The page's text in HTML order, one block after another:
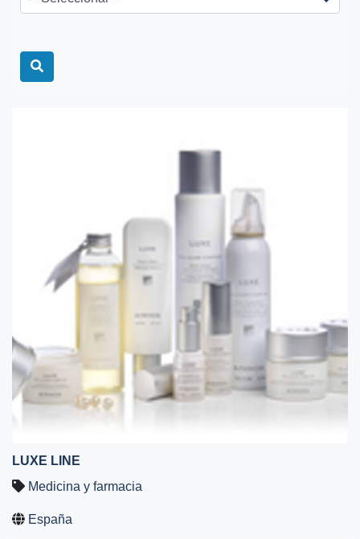
LUXE LINE
Medicina y farmacia
España